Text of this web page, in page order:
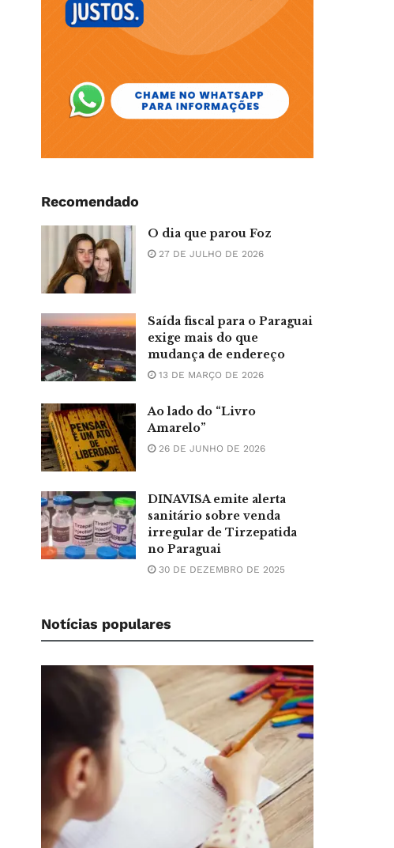
Recomendado
O dia que parou Foz
27 DE JULHO DE 2026
Saída fiscal para o Paraguai
exige mais do que
mudança de endereço
13 DE MARÇO DE 2026
Ao lado do “Livro
Amarelo”
26 DE JUNHO DE 2026
DINAVISA emite alerta
sanitário sobre venda
irregular de Tirzepatida
no Paraguai
30 DE DEZEMBRO DE 2025
Notícias populares